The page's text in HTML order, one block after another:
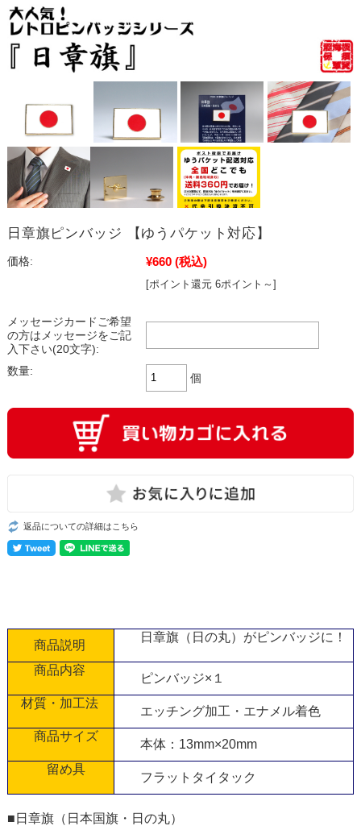
日章旗ピンバッジ 【ゆうパケット対応】
価格: ¥660 (税込)
[ポイント還元 6ポイント～]
メッセージカードご希望
の方はメッセージをご記
入下さい(20文字):
数量:
個
返品についての詳細はこちら
商品説明
日章旗（日の丸）がピンバッジに！
商品内容
ピンバッジ×１
材質・加工法
エッチング加工・エナメル着色
商品サイズ
本体：13mm×20mm
留め具
フラットタイタック
■日章旗（日本国旗・日の丸）